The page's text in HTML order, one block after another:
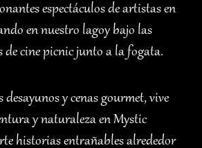
espectáculos de artistas en
en nuestro lagoy bajo las
de cine picnic junto a la fogata.
desayunos y cenas gourmet, vive
y naturaleza en Mystic
historias entrañables alrededor